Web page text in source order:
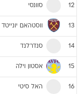
12 סוונסי
13 ווסטהאם יונייטד
14 סנדרלנד
15 אסטון וילה
16 האל סיטי